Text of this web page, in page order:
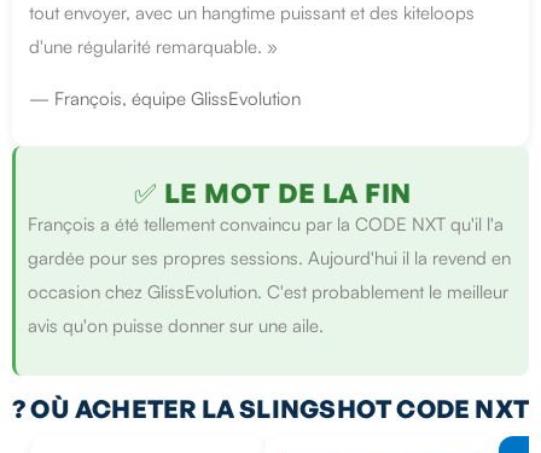
tout envoyer, avec un hangtime puissant et des kiteloops
d'une régularité remarquable. »
— François, équipe GlissEvolution
✅ LE MOT DE LA FIN
François a été tellement convaincu par la CODE NXT qu'il l'a
gardée pour ses propres sessions. Aujourd'hui il la revend en
occasion chez GlissEvolution. C'est probablement le meilleur
avis qu'on puisse donner sur une aile.
? OÙ ACHETER LA SLINGSHOT CODE NXT